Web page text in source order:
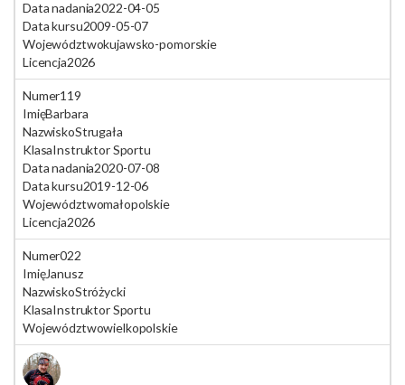
Data nadania2022-04-05
Data kursu2009-05-07
Województwokujawsko-pomorskie
Licencja2026
Numer119
ImięBarbara
NazwiskoStrugała
KlasaInstruktor Sportu
Data nadania2020-07-08
Data kursu2019-12-06
Województwomałopolskie
Licencja2026
Numer022
ImięJanusz
NazwiskoStróżycki
KlasaInstruktor Sportu
Województwowielkopolskie